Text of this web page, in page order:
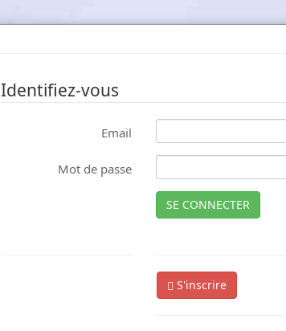
Identifiez-vous
Email
Mot de passe
SE CONNECTER
S'inscrire